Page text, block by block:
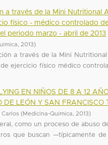
a través de la Mini Nutritional
físico - médico controlado
periodo marzo - abril de 2013
2013)
a través de la Mini
ejercicio físico médico
EN NIÑOS DE 8 A 12
DE LEÓN Y SAN FRANCISCO
Carlos (Medicina-Quimica 2013)
como un proceso de abuso
que buscan —típicamente